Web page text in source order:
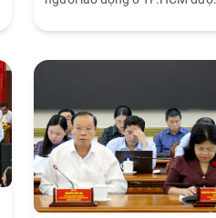
hết 2.9.2026 theo phương án